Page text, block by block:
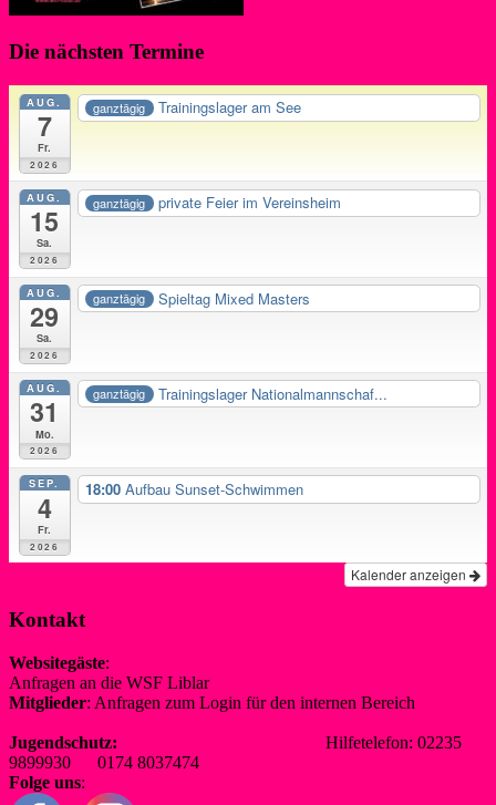
Die nächsten Termine
AUG.
7
Fr.
2026
ganztägig Trainingslager am See
AUG.
15
Sa.
2026
ganztägig private Feier im Vereinsheim
AUG.
29
Sa.
2026
ganztägig Spieltag Mixed Masters
AUG.
31
Mo.
2026
ganztägig Trainingslager Nationalmannschaf...
SEP.
4
Fr.
2026
18:00 Aufbau Sunset-Schwimmen
Kalender anzeigen
Kontakt
Websitegäste:
Anfragen an die WSF Liblar
Mitglieder: Anfragen zum Login für den internen Bereich
Jugendschutz:
Hilfetelefon: 02235
9899930 0174 8037474
Folge uns: